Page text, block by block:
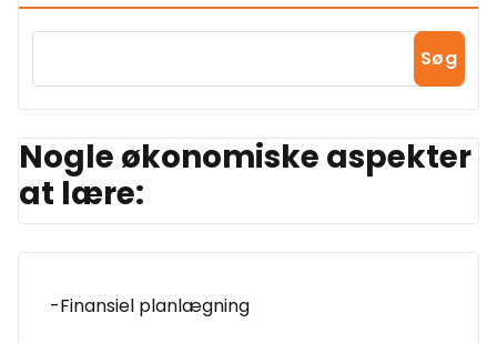
Søg
Nogle økonomiske aspekter
at lære:
-Finansiel planlægning